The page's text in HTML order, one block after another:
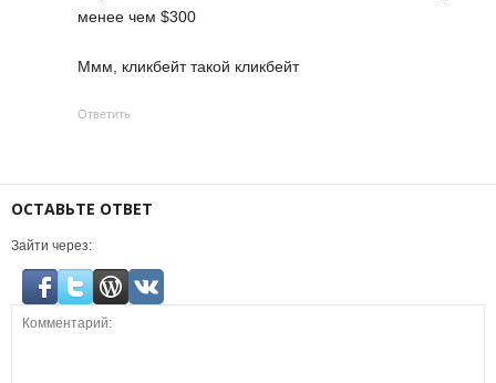
менее чем $300
Ммм, кликбейт такой кликбейт
Ответить
ОСТАВЬТЕ ОТВЕТ
Зайти через: